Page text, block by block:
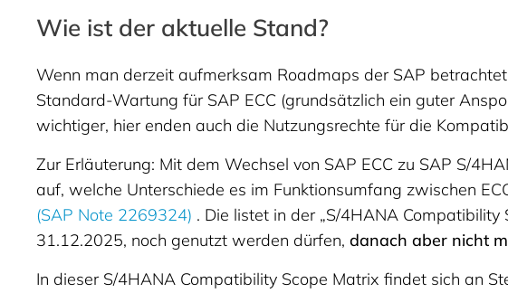
Wie ist der aktuelle Stand?
Wenn man derzeit aufmerksam Roadmaps der SAP
Standard-Wartung für SAP ECC (grundsätzlich ein guter
wichtiger, hier enden auch die Nutzungsrechte für die
Zur Erläuterung: Mit dem Wechsel von SAP ECC zu SAP S/
auf, welche Unterschiede es im Funktionsumfang zwischen
(SAP Note 2269324) . Die listet in der „S/4HANA
31.12.2025, noch genutzt werden dürfen,danach aber nicht
In dieser S/4HANA Compatibility Scope Matrix findet sich an